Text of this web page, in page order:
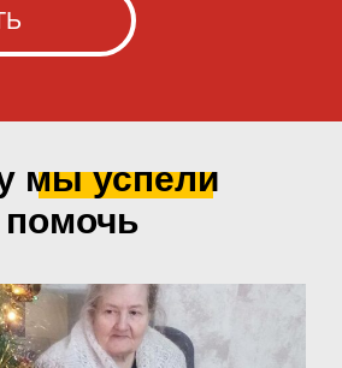
мыуспели
помочь